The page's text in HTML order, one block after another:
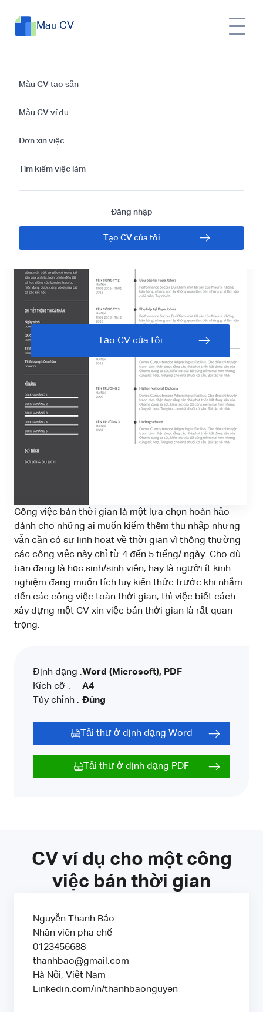
Mau CV
Mẫu CV tạo sẵn
Mẫu CV ví dụ
Đơn xin việc
Tìm kiếm việc làm
Đăng nhập
Tạo CV của tôi
CV xin việc bán thời
gian - Tất cả những
gì bạn cần biết
Tạo CV của tôi
Công việc bán thời gian là một lựa chọn hoàn hảo
dành cho những ai muốn kiếm thêm thu nhập nhưng
vẫn cần có sự linh hoạt về thời gian vì thông thường
các công việc này chỉ từ 4 đến 5 tiếng/ ngày. Cho dù
bạn đang là học sinh/sinh viên, hay là người ít kinh
nghiệm đang muốn tích lũy kiến thức trước khi nhắm
đến các công việc toàn thời gian, thì việc biết cách
xây dựng một CV xin việc bán thời gian là rất quan
trọng.
Định dạng :
Kích cỡ :
Tùy chỉnh :
Word (Microsoft), PDF
A4
Đúng
Tải thư ở định dạng Word
Tải thư ở định dạng PDF
CV ví dụ cho một công
việc bán thời gian
Nguyễn Thanh Bảo
Nhân viên pha chế
0123456688
thanhbao@gmail.com
Hà Nội, Việt Nam
Linkedin.com/in/thanhbaonguyen